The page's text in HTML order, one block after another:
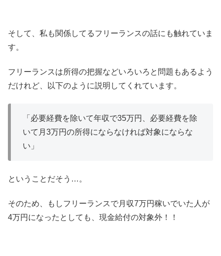
そして、私も関係してるフリーランスの話にも触れていま
す。
フリーランスは所得の把握などいろいろと問題もあるよう
だけれど、以下のように説明してくれています。
「必要経費を除いて年収で35万円、必要経費を除
いて月3万円の所得にならなければ対象にならな
い」
ということだそう…。
そのため、もしフリーランスで月収7万円稼いでいた人が
4万円になったとしても、現金給付の対象外！！